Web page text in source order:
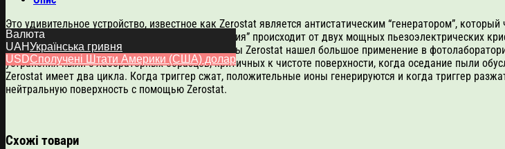
Это удивительное устройство, известное как Zerostat является антистатическим “генератором”,
Zerostat выпустит постоянный поток ионов. “Магия” происходит от двух мощных пьезоэлектрических
значит и для грампластинок, в последующие годы Zerostat нашел большое применение в
устранения пыли с лабораторных образцов, критичных к чистоте поверхности, когда оседание пыли
Zerostat имеет два цикла. Когда триггер сжат, положительные ионы генерируются и когда триггер
нейтральную поверхность с помощью Zerostat.
Схожі товари
Валюта
UAHУкраїнська гривня
USDСполучені Штати Америки (США) долар